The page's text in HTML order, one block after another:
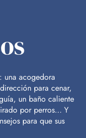
una acogedora
para cenar,
un baño caliente
por perros… Y
para que sus